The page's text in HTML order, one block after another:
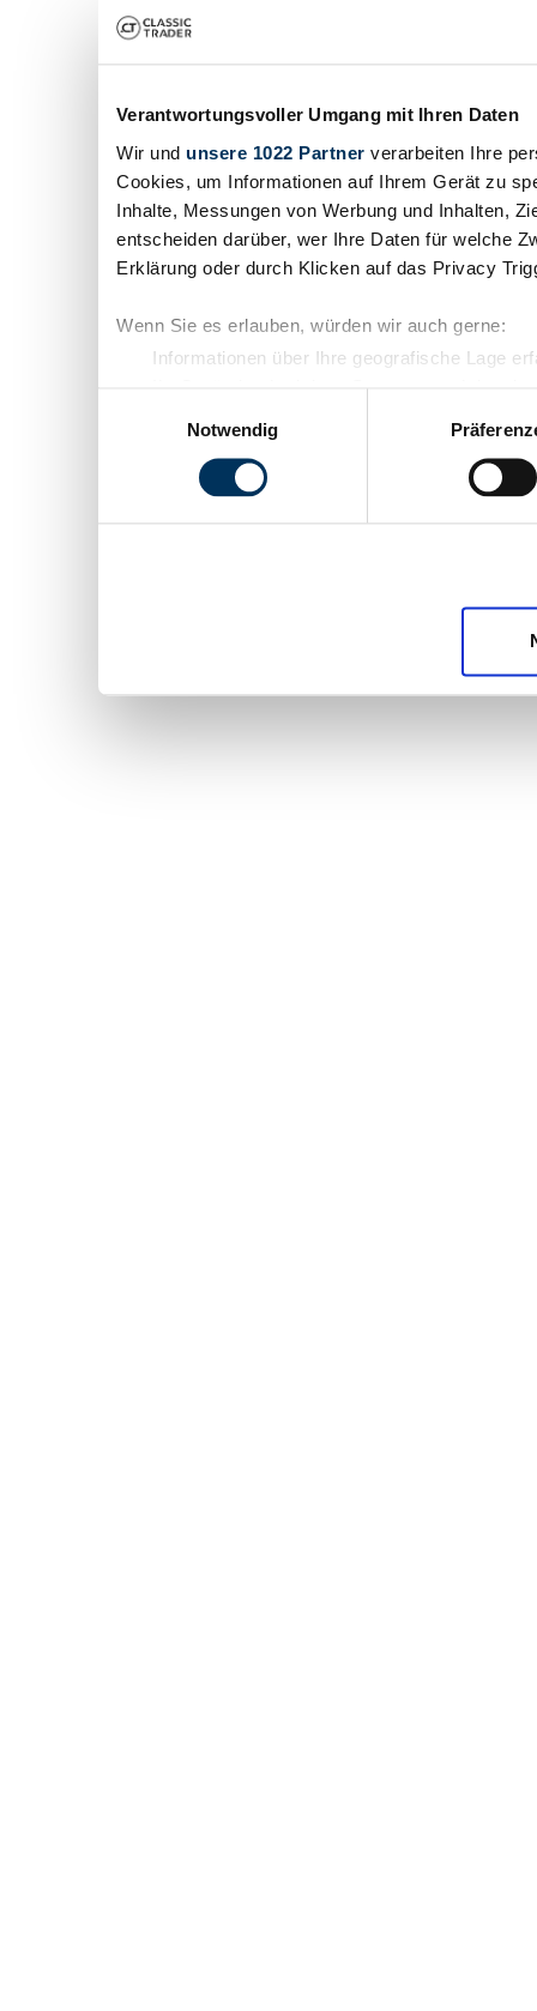
Verantwortungsvoller Umgang mit Ihren Daten
Wir und unsere 1022 Partner verarbeiten Ihre
Cookies, um Informationen auf Ihrem Gerät zu
Inhalte, Messungen von Werbung und Inhalten,
entscheiden darüber, wer Ihre Daten für welche
Erklärung oder durch Klicken auf das Privacy
Wenn Sie es erlauben, würden wir auch gerne:
Informationen über Ihre geografische Lage
Ihr Gerät durch aktives Scannen nach
Erfahren Sie mehr darüber, wie Ihre
Notwendig